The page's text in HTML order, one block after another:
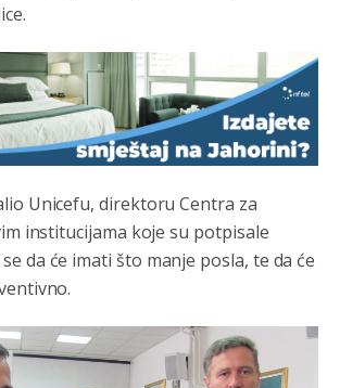
Unicefu, direktoru Centra za
institucijama koje su potpisale
da će imati što manje posla, te da će
јуче 11:08
novac koji sigurno dobija iz
slabo plaćaju vodu